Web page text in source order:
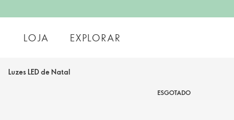
LOJA EXPLORAR
Luzes LED de Natal
ESGOTADO